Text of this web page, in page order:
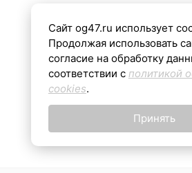
Все материалы на сайте
16+
Сайт og47.ru использует
Продолжая использовать
согласие на обработку
соответствии с политикой
cookies.
Принять